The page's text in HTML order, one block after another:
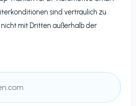
sind vertraulich zu
mit Dritten außerhalb der